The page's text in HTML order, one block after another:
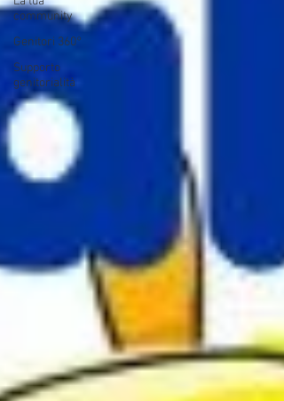
community
Genitori 360°
Supporto
genitorialità